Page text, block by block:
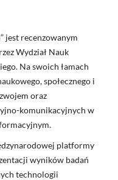
” jest recenzowanym
Wydział Nauk
Na swoich łamach
społecznego i
oraz
komunikacyjnych w
platformy
wyników badań
technologii